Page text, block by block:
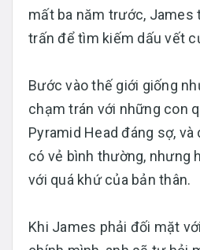
mất ba năm trước, James
trấn để tìm kiếm dấu vết
Bước vào thế giới giống
chạm trán với những con
Pyramid Head đáng sợ,
có vẻ bình thường, nhưng
với quá khứ của bản thân.
Khi James phải đối mặt